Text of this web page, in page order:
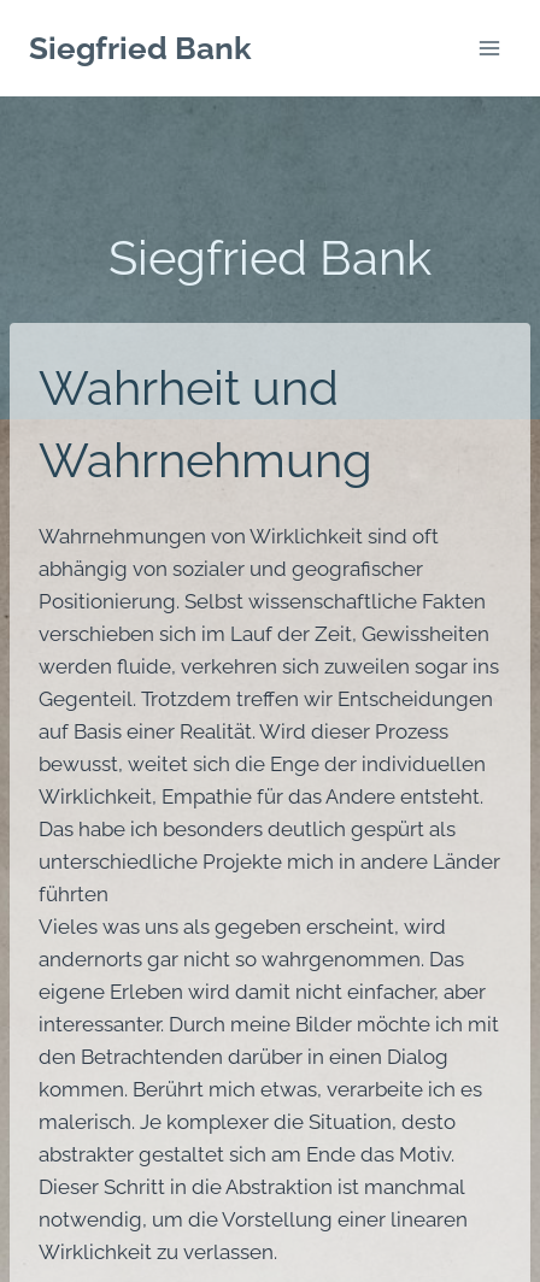
InhaltSiegfried Bank
Siegfried Bank
Wahrheit und
Wahrnehmung
Wahrnehmungen von Wirklichkeit sind oft
abhängig von sozialer und geografischer
Positionierung. Selbst wissenschaftliche Fakten
verschieben sich im Lauf der Zeit, Gewissheiten
werden fluide, verkehren sich zuweilen sogar ins
Gegenteil. Trotzdem treffen wir Entscheidungen
auf Basis einer Realität. Wird dieser Prozess
bewusst, weitet sich die Enge der individuellen
Wirklichkeit, Empathie für das Andere entsteht.
Das habe ich besonders deutlich gespürt als
unterschiedliche Projekte mich in andere Länder
führten
Vieles was uns als gegeben erscheint, wird
andernorts gar nicht so wahrgenommen. Das
eigene Erleben wird damit nicht einfacher, aber
interessanter. Durch meine Bilder möchte ich mit
den Betrachtenden darüber in einen Dialog
kommen. Berührt mich etwas, verarbeite ich es
malerisch. Je komplexer die Situation, desto
abstrakter gestaltet sich am Ende das Motiv.
Dieser Schritt in die Abstraktion ist manchmal
notwendig, um die Vorstellung einer linearen
Wirklichkeit zu verlassen.